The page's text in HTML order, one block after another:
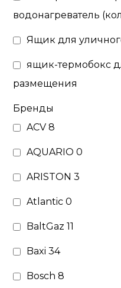
водонагреватель
Ящик для
ящик-термобокс
размещения
Бренды
ACV8
AQUARIO0
ARISTON3
Atlantic0
BaltGaz11
Baxi34
Bosch8